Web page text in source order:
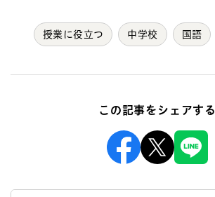
授業に役立つ 中学校 国語
この記事をシェアする